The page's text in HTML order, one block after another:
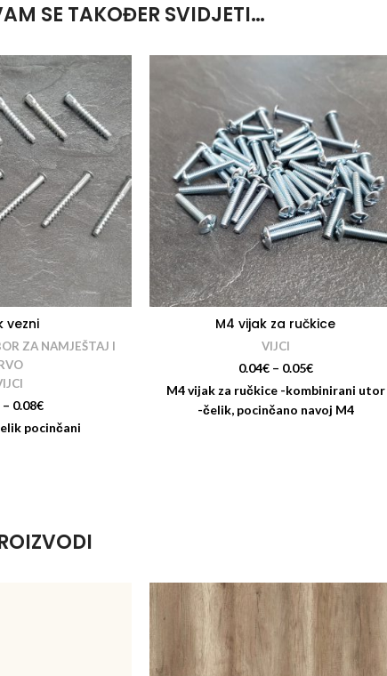
SE TAKOĐER SVIDJETI…
vezni
ZA NAMJEŠTAJ I
– 0.08€
pocinčani
M4 vijak za ručkice
VIJCI
0.04€– 0.05€
M4 vijak za ručkice -kombinirani utor
-čelik, pocinčano navoj M4